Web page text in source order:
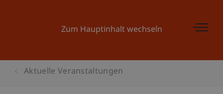
Zum Hauptinhalt wechseln
Aktuelle Veranstaltungen